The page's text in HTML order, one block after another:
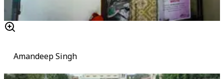
Amandeep Singh